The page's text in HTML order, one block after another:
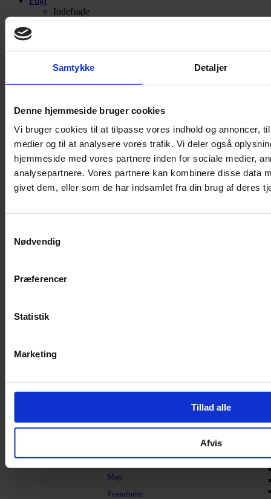
Samtykke Detaljer
Denne hjemmeside bruger cookies
Vi bruger cookies til at tilpasse vores indhold og annoncer,
medier og til at analysere vores trafik. Vi deler også
hjemmeside med vores partnere inden for sociale medier,
analysepartnere. Vores partnere kan kombinere disse data
givet dem, eller som de har indsamlet fra din brug af deres
Nødvendig
Præferencer
Statistik
Marketing
Tillad alle
Afvis
Indefugle
Opbevaring
Legetøj
Legetøj til fugle
Fuglebure
Bure
Reservedele og tilbehør
Hørfrø
Mejsebolde
Hampfrø
Majs
Peanutbutter